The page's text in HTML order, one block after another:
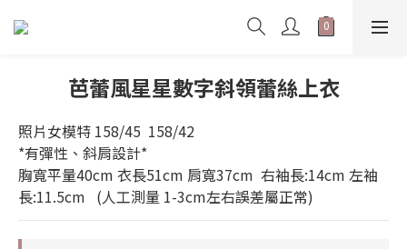
芭蕾風星星數字斜領蕾絲上衣
照片女模特 158/45  158/42
*有彈性、斜肩設計*
胸寬平量40cm 衣長51cm 肩寬37cm  右袖長:14cm 左袖
長:11.5cm   (人工測量 1-3cm左右誤差屬正常)